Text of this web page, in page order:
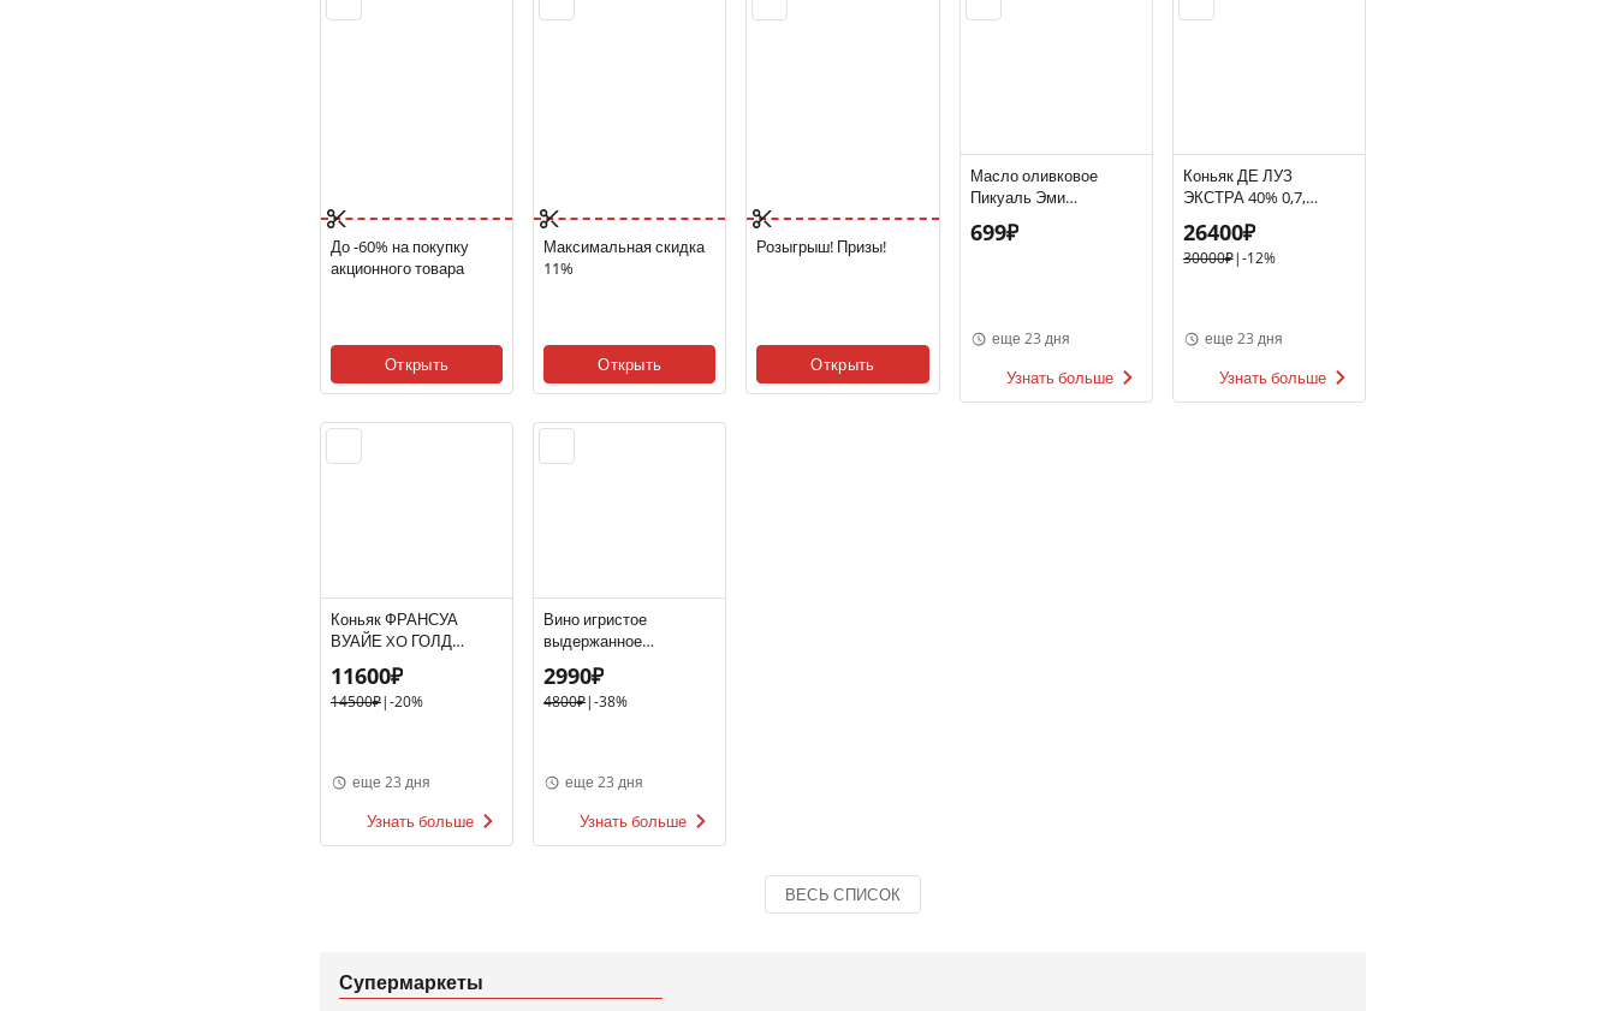
До -60% на покупку
акционного товара
Открыть
Максимальная скидка
11%
Открыть
Розыгрыш! Призы!
Открыть
Масло оливковое
Пикуаль Эми
нерафинированное
Extra Virgin 500мл
699₽
еще 23 дня
Узнать больше
Коньяк ДЕ ЛУЗ
ЭКСТРА 40% 0,7,
Франция
26400₽
30000₽|-12%
еще 23 дня
Узнать больше
Коньяк ФРАНСУА
ВУАЙЕ XO ГОЛД
ГРАНД ШАМПАНЬ 40%
0,7, Франция
11600₽
14500₽|-20%
еще 23 дня
Узнать больше
Вино игристое
выдержанное
ШАМПАНЬ ТРУЙЯР
ЭЛЕКСИУМ 12% 0.75,
розовое, брют, Франция
2990₽
4800₽|-38%
еще 23 дня
Узнать больше
ВЕСЬ СПИСОК
Супермаркеты